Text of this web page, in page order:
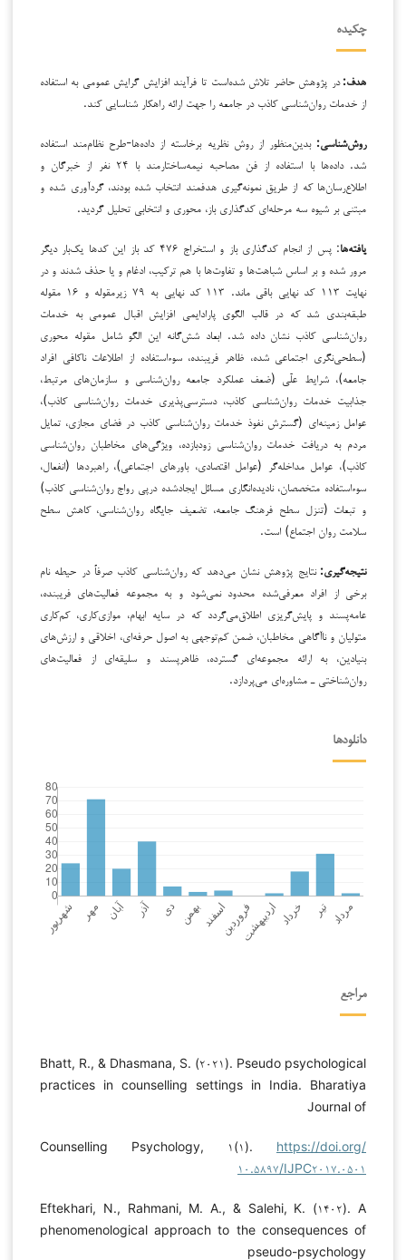
چکیده
هدف:در پژوهش حاضر تلاش شده‌است تا فرآیند افزایش گرایش عمومی به استفاده
از خدمات روان‌شناسی کاذب در جامعه را جهت ارائه راهکار شناسایی کند.
روش‌شناسی: بدین‌منظور از روش نظریه ‌برخاسته از داده‌ها-طرح نظام‌مند استفاده‌
شد. داده‌ها با استفاده از فن مصاحبه نیمه‌ساختارمند با ۲۴ نفر از خبرگان و
اطلاع‌رسان‌ها که از طریق نمونه‌گیری هدفمند انتخاب شده بودند، گردآوری شده و
مبتنی بر شیوه سه مرحله‌ای کدگذاری باز، محوری و انتخابی تحلیل گردید.
یافته‌ها
: پس از انجام کدگذاری باز و استخراج ۴۷۶ کد باز این کدها یک‌بار دیگر
مرور شده و بر اساس شباهت‌ها و تفاوت‌ها با هم ترکیب، ادغام و یا حذف شدند و در
نهایت ۱۱۳ کد نهایی باقی ماند. ۱۱۳ کد نهایی به ۷۹ زیرمقوله و ۱۶ مقوله
طبقه‌بندی شد که در قالب الگوی پارادایمی افزایش اقبال عمومی به خدمات
روان‌شناسی کاذب نشان داده شد. ابعاد شش‌گانه این الگو شامل مقوله محوری
(سطحی‌نگری اجتماعی شده، ظاهر فریبنده، سوءاستفاده از اطلاعات ناکافی افراد
جامعه)، شرایط علّی (ضعف عملکرد جامعه روان‌شناسی و سازمان‌های مرتبط،
جذابیت خدمات روان‌شناسی کاذب، دسترسی‌پذیری خدمات روان‌شناسی کاذب)،
عوامل زمینه‌ای (گسترش نفوذ خدمات روان‌شناسی کاذب در فضای مجازی، تمایل
مردم به دریافت خدمات روان‌شناسی زودبازده، ویژگی‌های مخاطبان روان‌شناسی
کاذب)، عوامل مداخله‌گر (عوامل اقتصادی، باورهای اجتماعی)، راهبردها (انفعال،
سوءاستفاده متخصصان، نادیده‌انگاری مسائل ایجاد‌شده درپی رواج روان‌شناسی کاذب)
و تبعات (تنزل سطح فرهنگ جامعه، تضعیف جایگاه روان‌شناسی، کاهش سطح
سلامت روان اجتماع) است.
نتیجه‌گیری:نتایج پژوهش نشان می‌دهد که روان‌شناسی کاذب صرفاً در حیطه نام
برخی از افراد معرفی‌شده محدود نمی‌شود و به مجموعه فعالیت‌های فریبنده،
عامه‌پسند و پایش‌گریزی اطلاق‌می‌گردد که در سایه ابهام، موازی‌کاری، کم‌کاری
متولیان و ناآگاهی مخاطبان، ضمن کم‌توجهی به اصول حرفه‌ای، اخلاقی و ارزش‌های
بنیادین، به ارائه مجموعه‌‌‌ای گسترده، ظاهرپسند و سلیقه‌ای از فعالیت‌های
روان‌شناختی ـ مشاوره‌ای می‌پردازد.
دانلودها
مراجع
Bhatt, R., & Dhasmana, S. (۲۰۲۱). Pseudo psychological
practices in counselling settings in India. Bharatiya
Journal of
Counselling Psychology, ۱(۱). https://doi.org/
۱۰.۵۸۹۷/IJPC۲۰۱۷.۰۵۰۱
Eftekhari, N., Rahmani, M. A., & Salehi, K. (۱۴۰۲). A
phenomenological approach to the consequences of
pseudo-psychology